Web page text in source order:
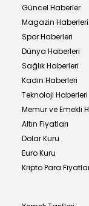
Güncel Haberler
Magazin Haberleri
Spor Haberleri
Dünya Haberleri
Sağlık Haberleri
Kadın Haberleri
Teknoloji Haberleri
Memur ve Emekli
Altın Fiyatları
Dolar Kuru
Euro Kuru
Kripto Para